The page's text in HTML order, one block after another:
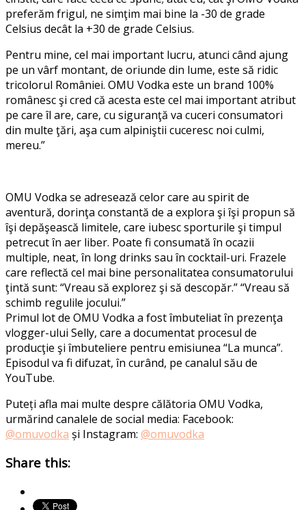
preferăm frigul, ne simţim mai bine la -30 de grade
Celsius decât la +30 de grade Celsius.
Pentru mine, cel mai important lucru, atunci când ajung
pe un vârf montant, de oriunde din lume, este să ridic
tricolorul României. OMU Vodka este un brand 100%
românesc şi cred că acesta este cel mai important atribut
pe care ȋl are, care, cu siguranţă va cuceri consumatori
din multe ţări, aşa cum alpiniştii cuceresc noi culmi,
mereu.”
OMU Vodka se adresează celor care au spirit de
aventură, dorinţa constantă de a explora şi ȋşi propun să
ȋşi depăşească limitele, care iubesc sporturile şi timpul
petrecut ȋn aer liber. Poate fi consumată ȋn ocazii
multiple, neat, ȋn long drinks sau ȋn cocktail-uri. Frazele
care reflectă cel mai bine personalitatea consumatorului
ţintă sunt: “Vreau să explorez şi să descopăr.” “Vreau să
schimb regulile jocului.”
Primul lot de OMU Vodka a fost ȋmbuteliat ȋn prezenţa
vlogger-ului Selly, care a documentat procesul de
producţie şi ȋmbuteliere pentru emisiunea “La munca”.
Episodul va fi difuzat, ȋn curând, pe canalul său de
YouTube.
Puteți afla mai multe despre călătoria OMU Vodka,
urmărind canalele de social media: Facebook:
@omuvodka și Instagram: @omuvodka
Share this: